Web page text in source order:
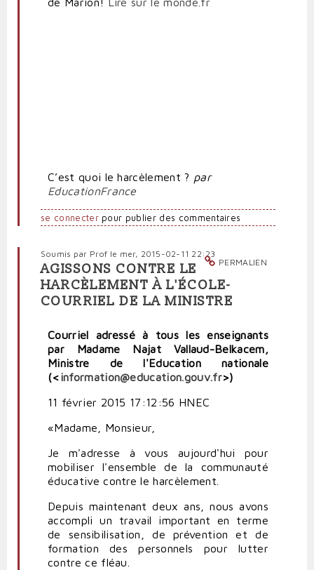
C’est quoi le harcèlement ? par
EducationFrance
se connecterpour publier des commentaires
PERMALIEN
Soumis par Prof le mer, 2015-02-11 22:23
AGISSONS CONTRE LE
HARCÈLEMENT À L'ÉCOLE-
COURRIEL DE LA MINISTRE
Courriel adressé à tous les enseignants
par Madame Najat Vallaud-Belkacem,
Ministre de l'Education nationale
(<information@education.gouv.fr>)
11 février 2015 17:12:56 HNEC
«Madame, Monsieur,
Je m'adresse à vous aujourd'hui pour
mobiliser l'ensemble de la communauté
éducative contre le harcèlement.
Depuis maintenant deux ans, nous avons
accompli un travail important en terme
de sensibilisation, de prévention et de
formation des personnels pour lutter
contre ce fléau.